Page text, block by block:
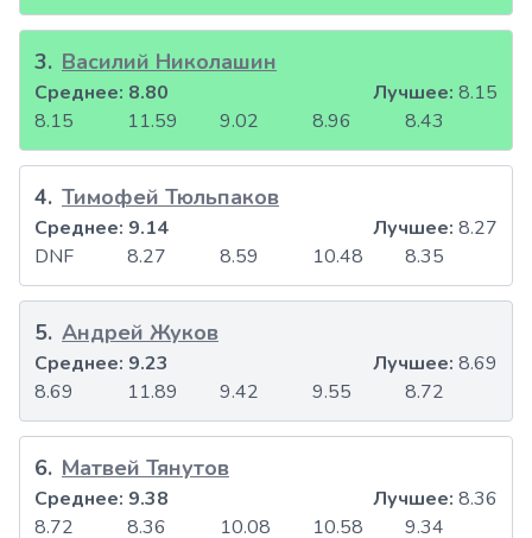
3. Василий Николашин
8.15 11.59 9.02 8.96 8.43
Среднее: 8.80 Лучшее: 8.15
4. Тимофей Тюльпаков
DNF 8.27 8.59 10.48 8.35
Среднее: 9.14 Лучшее: 8.27
5. Андрей Жуков
8.69 11.89 9.42 9.55 8.72
Среднее: 9.23 Лучшее: 8.69
6. Матвей Тянутов
8.72 8.36 10.08 10.58 9.34
Среднее: 9.38 Лучшее: 8.36